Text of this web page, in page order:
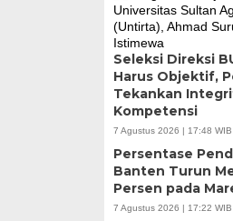
Seleksi Direksi
Harus Objektif,
Tekankan
Kompetensi
7 Agustus 2026 | 17:48 WIB
Persentase
Banten Turun
Persen pada
7 Agustus 2026 | 17:22 WIB